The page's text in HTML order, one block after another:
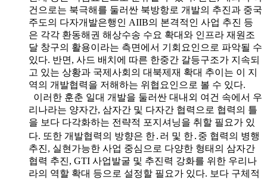
건으로는 북극해를 둘러싼 북방항로 개발의 추진과 중국
주도의 다자개발은행인 AIIB의 본격적인 사업 추진 등
은 각각 환동해권 해상수송 수요 확대와 인프라 재원조
달 창구의 활용이라는 측면에서 기회요인으로 파악될 수
있다. 반면, 사드 배치에 따른 한중간 갈등구조가 지속되
고 있는 상황과 국제사회의 대북제재 확대 추이는 이 지
역의 개발협력을 저해하는 위협요인으로 볼 수 있다.
이러한 훈춘 일대 개발을 둘러싼 대내외 여건 속에서 우
리나라는 양자간, 삼자간 및 다자간 협력으로 협력의 틀
을 보다 다각화하는 전략적 포지셔닝을 취할 필요가 있
다. 또한 개발협력의 방향은 한․러 및 한․중 협력의 병행
추진, 실현가능한 사업 중심으로 다양한 형태의 삼자간
협력 추진, GTI 사업발굴 및 추진력 강화를 위한 우리나
라의 역할 확대 등으로 설정할 필요가 있다. 보다 구체적